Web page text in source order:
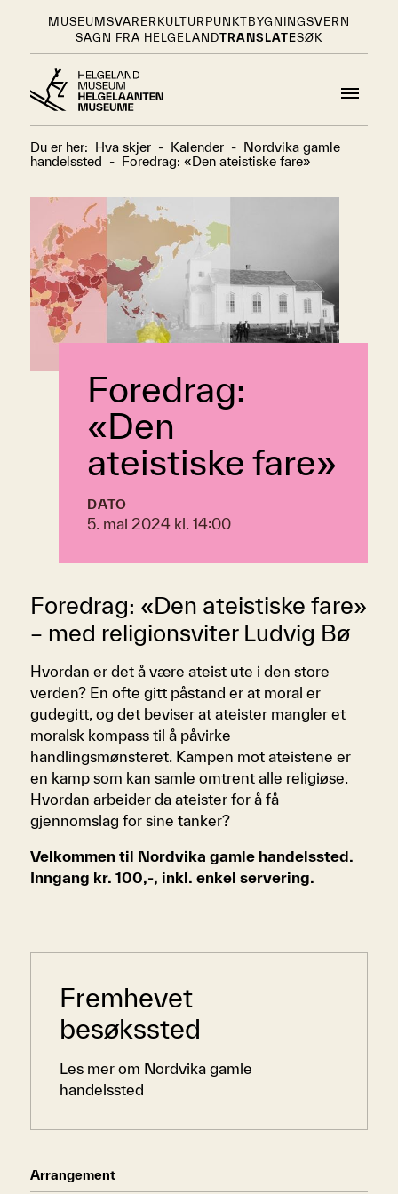
MUSEUMSVARER KULTURPUNKT BYGNINGSVERN
SAGN FRA HELGELANDTRANSLATESØK
Du er her: Hva skjer - Kalender - Nordvika gamle
handelssted - Foredrag: «Den ateistiske fare»
Foredrag:
«Den
ateistiske fare»
DATO
5. mai 2024 kl. 14:00
Arrangement
Sidemeny
Fremhevet
besøkssted
Les mer om Nordvika gamle
handelssted
Foredrag: «Den ateistiske fare»
– med religionsviter Ludvig Bø
Hvordan er det å være ateist ute i den store
verden? En ofte gitt påstand er at moral er
gudegitt, og det beviser at ateister mangler et
moralsk kompass til å påvirke
handlingsmønsteret. Kampen mot ateistene er
en kamp som kan samle omtrent alle religiøse.
Hvordan arbeider da ateister for å få
gjennomslag for sine tanker?
Velkommen til Nordvika gamle handelssted.
Inngang kr. 100,-, inkl. enkel servering.